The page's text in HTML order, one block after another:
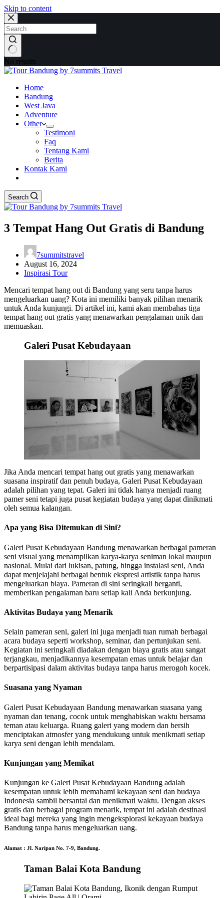
Skip to content
No results
Home
Bandung
West Java
Adventure
Other
Testimoni
Faq
Tentang Kami
Berita
Kontak Kami
Search
3 Tempat Hang Out Gratis di Bandung
7summitstravel
August 16, 2024
Inspirasi Tour
Mencari tempat hang out di Bandung yang seru tanpa harus
mengeluarkan uang? Kota ini memiliki banyak pilihan menarik
untuk Anda kunjungi. Di artikel ini, kami akan membahas tiga
tempat hang out gratis yang menawarkan pengalaman unik dan
memuaskan.
Galeri Pusat Kebudayaan
Jika Anda mencari tempat hang out gratis yang menawarkan
suasana inspiratif dan penuh budaya, Galeri Pusat Kebudayaan
adalah pilihan yang tepat. Galeri ini tidak hanya menjadi ruang
pamer seni tetapi juga pusat kegiatan budaya yang dapat dinikmati
oleh semua kalangan.
Apa yang Bisa Ditemukan di Sini?
Galeri Pusat Kebudayaan Bandung menawarkan berbagai pameran
seni visual yang menampilkan karya-karya seniman lokal maupun
nasional. Mulai dari lukisan, patung, hingga instalasi seni, Anda
dapat menjelajahi berbagai bentuk ekspresi artistik tanpa harus
mengeluarkan biaya. Pameran di sini seringkali berganti,
memberikan pengalaman baru setiap kali Anda berkunjung.
Aktivitas Budaya yang Menarik
Selain pameran seni, galeri ini juga menjadi tuan rumah berbagai
acara budaya seperti workshop, seminar, dan pertunjukan seni.
Kegiatan ini seringkali diadakan dengan biaya gratis atau sangat
terjangkau, menjadikannya kesempatan emas untuk belajar dan
berpartisipasi dalam aktivitas budaya tanpa harus merogoh kocek.
Suasana yang Nyaman
Galeri Pusat Kebudayaan Bandung menawarkan suasana yang
nyaman dan tenang, cocok untuk menghabiskan waktu bersama
teman atau keluarga. Ruang galeri yang modern dan bersih
menciptakan atmosfer yang mendukung untuk menikmati setiap
karya seni dengan lebih mendalam.
Kunjungan yang Memikat
Kunjungan ke Galeri Pusat Kebudayaan Bandung adalah
kesempatan untuk lebih memahami kekayaan seni dan budaya
Indonesia sambil bersantai dan menikmati waktu. Dengan akses
gratis dan berbagai program menarik, tempat ini adalah destinasi
ideal bagi mereka yang ingin mengeksplorasi kekayaan budaya
Bandung tanpa harus mengeluarkan uang.
Alamat : Jl. Naripan No. 7-9, Bandung.
Taman Balai Kota Bandung